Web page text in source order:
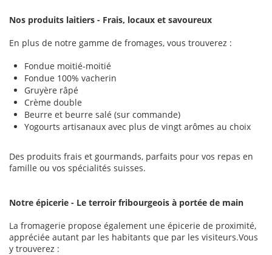
Nos produits laitiers - Frais, locaux et savoureux
En plus de notre gamme de fromages, vous trouverez :
Fondue moitié-moitié
Fondue 100% vacherin
Gruyère râpé
Crème double
Beurre et beurre salé (sur commande)
Yogourts artisanaux avec plus de vingt arômes au choix
Des produits frais et gourmands, parfaits pour vos repas en
famille ou vos spécialités suisses.
Notre épicerie - Le terroir fribourgeois à portée de main
La fromagerie propose également une épicerie de proximité,
appréciée autant par les habitants que par les visiteurs.Vous
y trouverez :